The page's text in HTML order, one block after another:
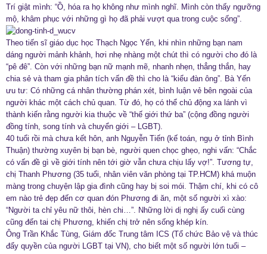
Trí giật mình: “Ồ, hóa ra họ không như mình nghĩ. Mình còn thấy ngưỡng
mộ, khâm phục với những gì họ đã phải vượt qua trong cuộc sống”.
Theo tiến sĩ giáo dục học Thạch Ngọc Yến, khi nhìn những bạn nam
dáng người mảnh khảnh, hơi nhẹ nhàng một chút thì có người cho đó là
“pê đê”. Còn với những bạn nữ mạnh mẽ, nhanh nhẹn, thẳng thắn, hay
chia sẻ và tham gia phân tích vấn đề thì cho là “kiểu đàn ông”. Bà Yến
ưu tư: Có những cá nhân thường phán xét, bình luận vẻ bên ngoài của
người khác một cách chủ quan. Từ đó, họ có thể chủ động xa lánh vì
thành kiến rằng người kia thuộc về “thế giới thứ ba” (cộng đồng người
đồng tính, song tính và chuyển giới – LGBT).
40 tuổi rồi mà chưa kết hôn, anh Nguyễn Tiến (kế toán, ngụ ở tỉnh Bình
Thuận) thường xuyên bị bạn bè, người quen chọc ghẹo, nghi vấn: “Chắc
có vấn đề gì về giới tính nên tới giờ vẫn chưa chịu lấy vợ!”. Tương tự,
chị Thanh Phương (35 tuổi, nhân viên văn phòng tại TP.HCM) khá muộn
màng trong chuyện lập gia đình cũng hay bị soi mói. Thậm chí, khi có cô
em nào trẻ đẹp đến cơ quan đón Phương đi ăn, một số người xì xào:
“Người ta chỉ yêu nữ thôi, hèn chi…”. Những lời dị nghị ấy cuối cùng
cũng đến tai chị Phương, khiến chị trở nên sống khép kín.
Ông Trần Khắc Tùng, Giám đốc Trung tâm ICS (Tổ chức Bảo vệ và thúc
đẩy quyền của người LGBT tại VN), cho biết một số người lớn tuổi –